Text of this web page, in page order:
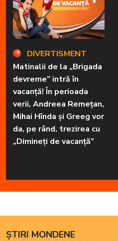
DIVERTISMENT
Matinalii de la „Brigada
devreme” intră în
vacanță! În perioada
verii, Andreea Remețan,
Mihai Hînda și Greeg vor
da, pe rând, trezirea cu
„Dimineți de vacanță”
ȘTIRI MONDENE